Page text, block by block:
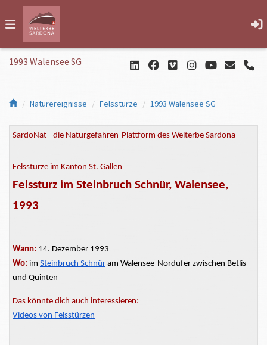
1993 Walensee SG
Naturereignisse Felsstürze 1993 Walensee SG
SardoNat - die Naturgefahren-Plattform des Welterbe Sardona
Felsstürze im Kanton St. Gallen
Felssturz im Steinbruch Schnür, Walensee,
1993
Wann: 14. Dezember 1993
Wo: im Steinbruch Schnür am Walensee-Nordufer zwischen Betlis
und Quinten
Das könnte dich auch interessieren:
Videos von Felsstürzen